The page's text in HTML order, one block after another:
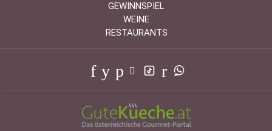
GEWINNSPIEL
WEINE
RESTAURANTS